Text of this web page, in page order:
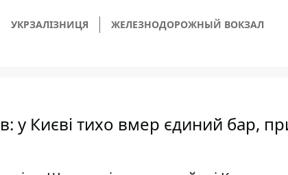
УКРЗАЛІЗНИЦЯ ЖЕЛЕЗНОДОРОЖНЫЙ ВОКЗАЛ
у Києві тихо вмер єдиний бар,